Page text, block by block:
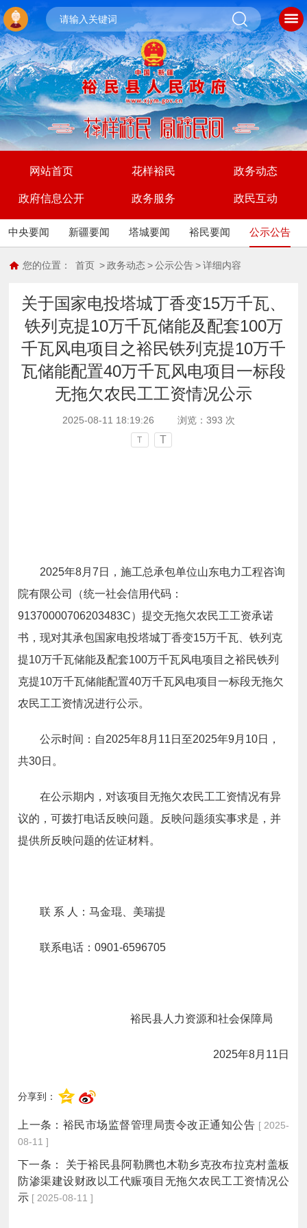
网站首页 花样裕民 政务动态
政府信息公开 政务服务 政民互动
中央要闻 新疆要闻 塔城要闻 裕民要闻 公示公告
您的位置： 首页 > 政务动态 > 公示公告 > 详细内容
关于国家电投塔城丁香变15万千瓦、
铁列克提10万千瓦储能及配套100万
千瓦风电项目之裕民铁列克提10万千
瓦储能配置40万千瓦风电项目一标段
无拖欠农民工工资情况公示
2025-08-11 18:19:26 浏览： 393 次
T T
2025年8月7 日，施工总承包单位山东电力工程咨询
院有限公司
（统一社会信用代码 ：
91370000706203483C）提交无拖欠农民工工资承诺
书，现对其承包国家电投塔城丁香变15万千瓦、铁列克
提10万千瓦储能及配套100万千瓦风电项目之裕民铁列
克提10万千瓦储能配置40万千瓦风电项目一标段无拖欠
农民工工资情况进行公示。
公示时间：自2025年8月 11 日至2025年9月 10日，
共30日。
在公示期内，对该项目无拖欠农民工工资情况有异
议的，可拨打电话反映问题。反映问题须实事求是，并
提供所反映问题的佐证材料。
联 系 人：马金琨、美瑞提
联系电话：0901-6596705
裕民县人力资源和社会保障局
2025年8月11日
分享到：
上一条： 裕民市场监督管理局责令改正通知公告 [ 2025-
08-11 ]
下一条：
关于裕民县阿勒腾也木勒乡克孜布拉克村盖板
防渗渠建设财政以工代赈项目无拖欠农民工工资情况公
示 [ 2025-08-11 ]